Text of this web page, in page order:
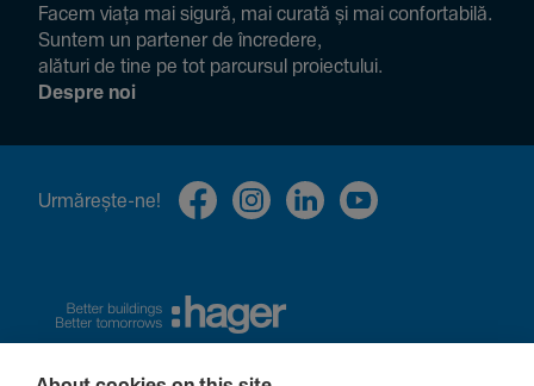
Facem viața mai sigură, mai curată și mai confor­ta­bilă.
Suntem un partener de încre­dere,
alături de tine pe tot parcursul proiec­tului.
Despre noi
Urmă­rește-ne!